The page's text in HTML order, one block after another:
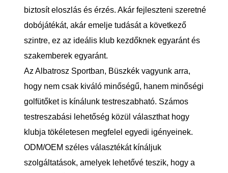
biztosít eloszlás és érzés. Akár fejleszteni szeretné
dobójátékát, akár emelje tudását a következő
szintre, ez az ideális klub kezdőknek egyaránt és
szakemberek egyaránt.
Az Albatrosz Sportban, Büszkék vagyunk arra,
hogy nem csak kiváló minőségű, hanem minőségi
golfütőket is kínálunk testreszabható. Számos
testreszabási lehetőség közül választhat hogy
klubja tökéletesen megfelel egyedi igényeinek.
ODM/OEM széles választékát kínáljuk
szolgáltatások, amelyek lehetővé teszik, hogy a